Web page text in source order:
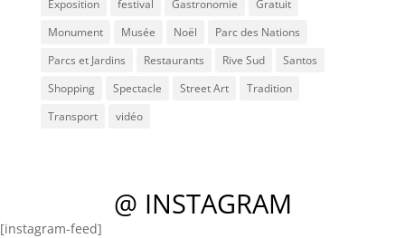
Exposition
festival Gastronomie
Gratuit
Monument
Musée Noël
Parc des Nations
Parcs et Jardins
Restaurants Rive Sud
Santos
Shopping
Spectacle Street Art
Tradition
Transport
vidéo
@ INSTAGRAM
[instagram-feed]